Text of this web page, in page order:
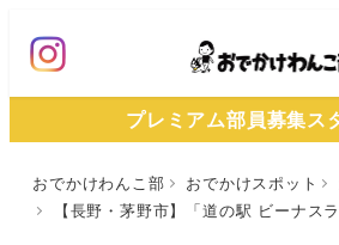
ン
プレミアム部員募集ス
おでかけわんこ部 おでかけスポット
【長野・茅野市】「道の駅 ビーナス